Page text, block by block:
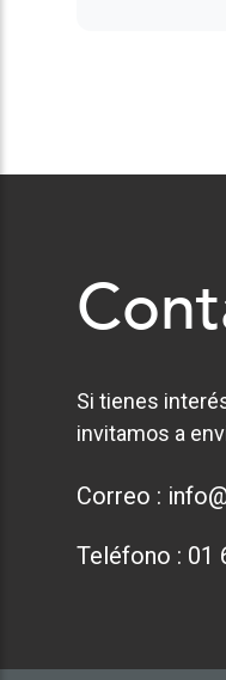
Si tienes
invitamos a
Correo :
Teléfono : 01